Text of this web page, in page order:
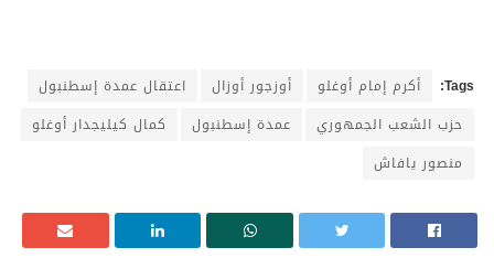
Tags: أكرم إمام أوغلو أوزجور أوزال
اعتقال عمدة إسطنبول
حزب الشعب الجمهوري
عمدة إسطنبول
كمال كيليجدار أوغلو
منصور يافاش